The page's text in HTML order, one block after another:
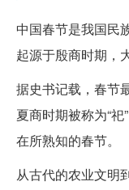
中国春节是我国民
起源于殷商时期，
据史书记载，春节
夏商时期被称为“
在所熟知的春节。
从古代的农业文明